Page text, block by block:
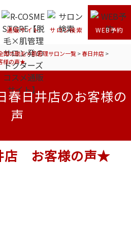
通販サイト サロン検索 WEB予約
国の脱毛×肌管理サロン一覧>春日井店>
様の声★
春日井店のお客様の
声
店 お客様の声★